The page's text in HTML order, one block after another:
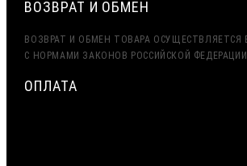
ВОЗВРАТ И ОБМЕН
ВОЗВРАТ И ОБМЕН ТОВАРА ОСУЩЕСТВЛЯЕТСЯ
С НОРМАМИ ЗАКОНОВ РОССИЙСКОЙ ФЕДЕРАЦИИ.
ОПЛАТА